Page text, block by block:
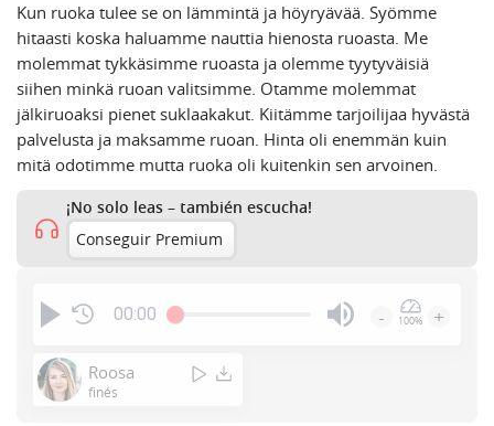
Kun ruoka tulee se on lämmintä ja höyryävää. Syömme
hitaasti koska haluamme nauttia hienosta ruoasta. Me
molemmat tykkäsimme ruoasta ja olemme tyytyväisiä
siihen minkä ruoan valitsimme. Otamme molemmat
jälkiruoaksi pienet suklaakakut. Kiitämme tarjoilijaa hyvästä
palvelusta ja maksamme ruoan. Hinta oli enemmän kuin
mitä odotimme mutta ruoka oli kuitenkin sen arvoinen.
¡No solo leas – también escucha!
Conseguir Premium
00:00 - 100% +
Roosa
finés